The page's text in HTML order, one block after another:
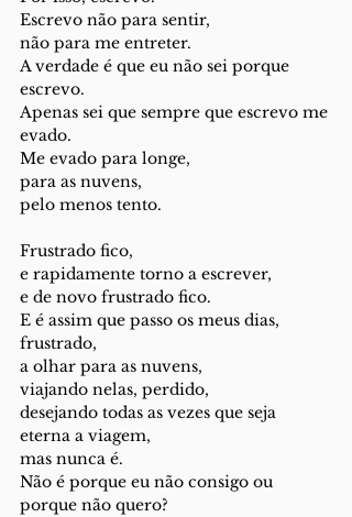
Escrevo não para sentir,
não para me entreter.
A verdade é que eu não sei porque
escrevo.
Apenas sei que sempre que escrevo me
evado.
Me evado para longe,
para as nuvens,
pelo menos tento.
Frustrado fico,
e rapidamente torno a escrever,
e de novo frustrado fico.
E é assim que passo os meus dias,
frustrado,
a olhar para as nuvens,
viajando nelas, perdido,
desejando todas as vezes que seja
eterna a viagem,
mas nunca é.
Não é porque eu não consigo ou
porque não quero?